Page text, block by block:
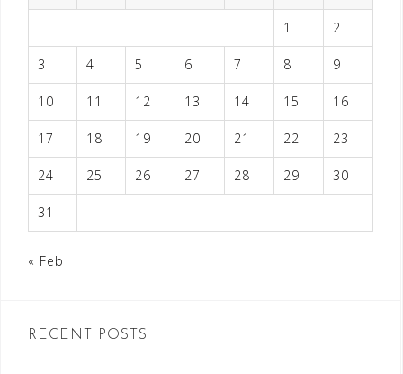
1 2
3 4 5 6 7 8 9
10 11 12 13 14 15 16
17 18 19 20 21 22 23
24 25 26 27 28 29 30
31
« Feb
RECENT POSTS